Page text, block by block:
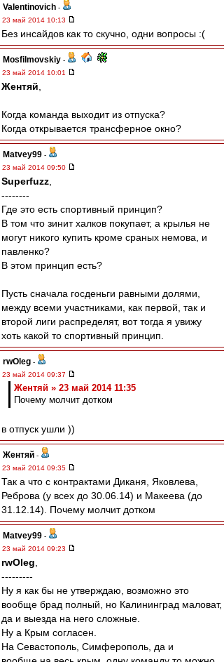
Valentinovich -
23 май 2014 10:13
Без инсайдов как то скучно, одни вопросы :(
Mosfilmovskiy -
23 май 2014 10:01
Жентяй
Когда команда выходит из отпуска?
Когда открывается трансферное окно?
Matvey99 -
23 май 2014 09:50
Superfuzz
--------
Где это есть спортивный принцип?
В том что зинит халков покупает, а крылья не
могут никого купить кроме сраных немова, и
павленко?
В этом принцип есть?
Пусть сначала госденьги равными долями,
между всеми участниками, как первой, так и
второй лиги распределят, вот тогда я увижу
хоть какой то спортивный принцип.
rwOleg -
23 май 2014 09:37
Жентяй » 23 май 2014 11:35
Почему молчит дотком
в отпуск ушли ))
Жентяй -
23 май 2014 09:35
Так а что с контрактами Диканя, Яковлева,
Реброва (у всех до 30.06.14) и Макеева (до
31.12.14). Почему молчит дотком
Matvey99 -
23 май 2014 09:23
rwOleg
---------
Ну я как бы не утверждаю, возможно это
вообще брад полный, но Калининград маловат,
да и выезда на него сложные.
Ну а Крым согласен.
На Севастополь, Симферополь, да и